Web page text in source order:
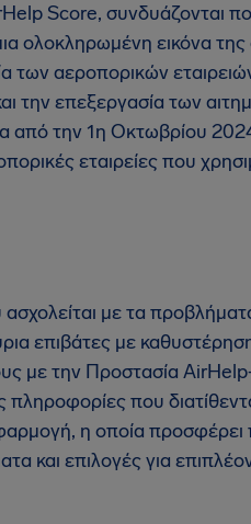
Score, συνδυάζονται
ολοκληρωμένη εικόνα
αεροπορικών
την επεξεργασία των
από την 1η Οκτωβρίου
εταιρείες που
ασχολείται με τα
επιβάτες με
με την Προστασία
που
η οποία
και επιλογές για